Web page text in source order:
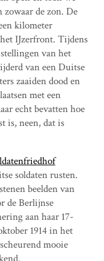
zowaar de zon. De
kilometer
IJzerfront. Tijdens
van het
van een Duitse
zaaiden dood en
met een
echt bevatten hoe
is, neen, dat is
soldaten rusten.
beelden van
de Berlijnse
aan haar 17-
1914 in het
mooie